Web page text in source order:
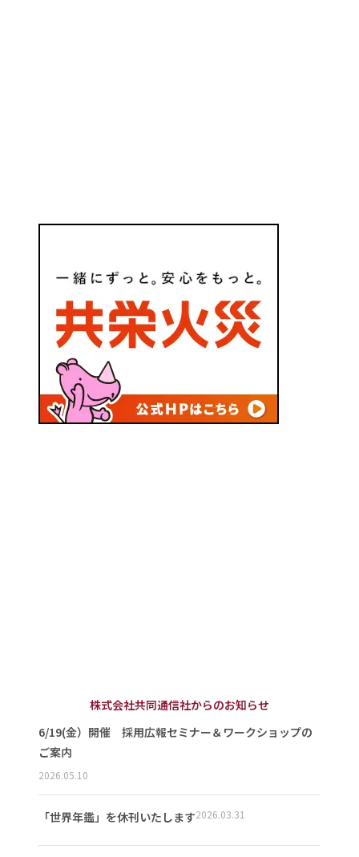
株式会社共同通信社からのお知らせ
6/19(金）開催 採用広報セミナー＆ワークショップの
ご案内
2026.05.10
「世界年鑑」を休刊いたします2026.03.31